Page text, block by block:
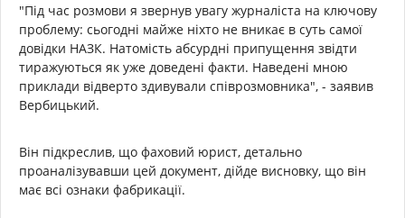
"Під час розмови я звернув увагу журналіста на ключову
проблему: сьогодні майже ніхто не вникає в суть самої
довідки НАЗК. Натомість абсурдні припущення звідти
тиражуються як уже доведені факти. Наведені мною
приклади відверто здивували співрозмовника", - заявив
Вербицький.
Він підкреслив, що фаховий юрист, детально
проаналізувавши цей документ, дійде висновку, що він
має всі ознаки фабрикації.